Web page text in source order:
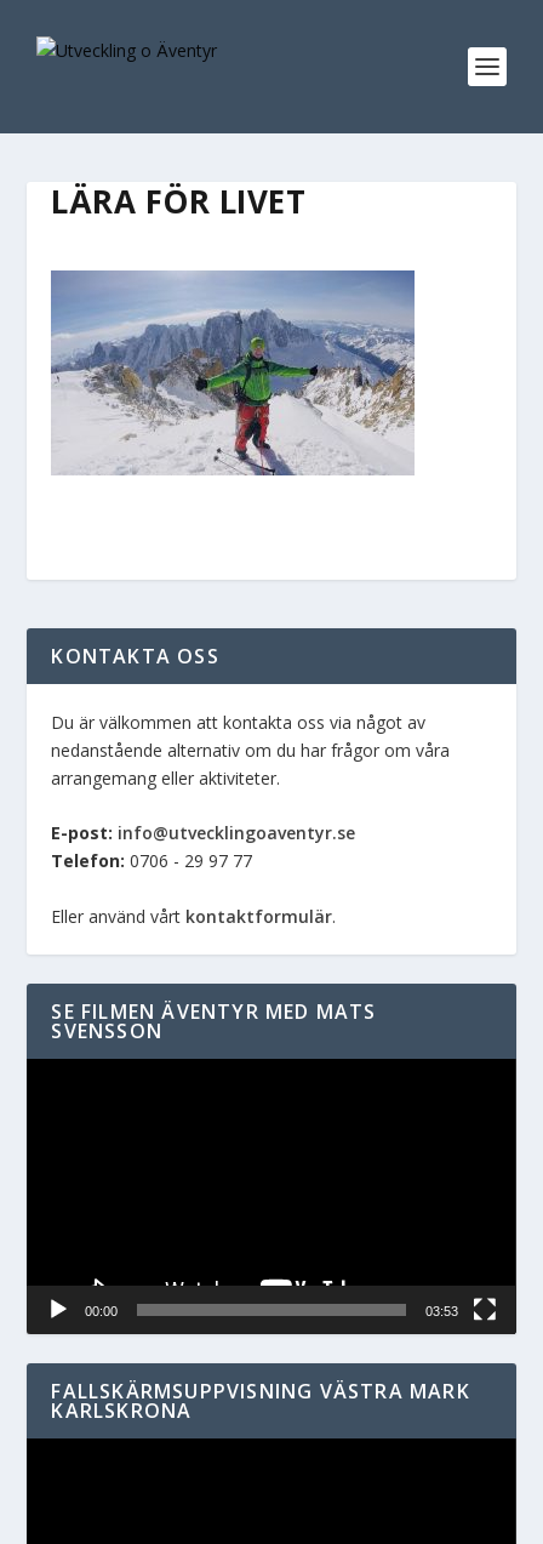
LÄRA FÖR LIVET
KONTAKTA OSS
Du är välkommen att kontakta oss via något av
nedanstående alternativ om du har frågor om våra
arrangemang eller aktiviteter.
E-post: info@utvecklingoaventyr.se
Telefon: 0706 - 29 97 77
Eller använd vårt kontaktformulär.
SE FILMEN ÄVENTYR MED MATS
SVENSSON
00:00 03:53
FALLSKÄRMSUPPVISNING VÄSTRA MARK
KARLSKRONA